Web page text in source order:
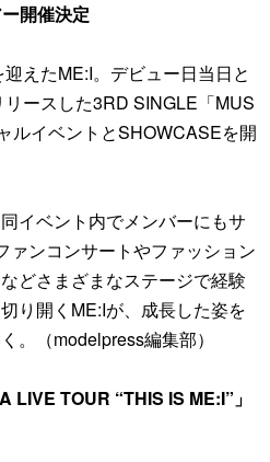
開催決定
えたME:I。デビュー日当日と
ースした3RD SINGLE「MUS
ルイベントとSHOWCASEを開
イベント内でメンバーにもサ
ァンコンサートやファッション
どさまざまなステージで経験
り開くME:Iが、成長した姿を
。（modelpress編集部）
TOUR “THIS IS ME:I”」